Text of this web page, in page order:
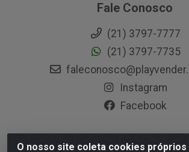
O nosso site coleta cookies próprios
Fale Conosco
(21) 3797-7777
(21) 3797-7735
Instagram
Facebook